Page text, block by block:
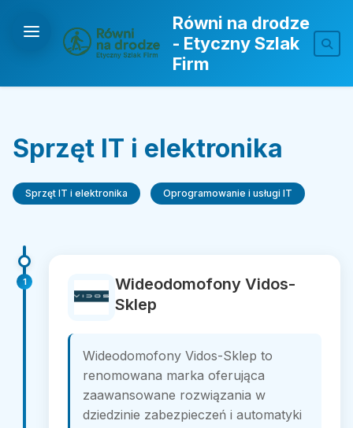
Równi na drodze
- Etyczny Szlak
Firm
Sprzęt IT i elektronika
Sprzęt IT i elektronika Oprogramowanie i usługi IT
1
Wideodomofony Vidos-
Sklep
Wideodomofony Vidos-Sklep to
renomowana marka oferująca
zaawansowane rozwiązania w
dziedzinie zabezpieczeń i automatyki